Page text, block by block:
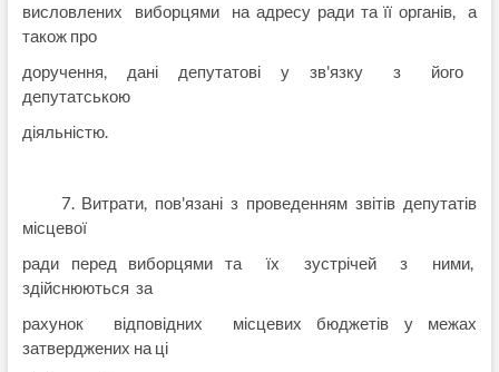
висловлених виборцями на адресу ради та її органів, а
також про
доручення, дані депутатові у зв'язку з його
депутатською
діяльністю.
7. Витрати, пов'язані з проведенням звітів депутатів
місцевої
ради перед виборцями та їх зустрічей з ними,
здійснюються за
рахунок відповідних місцевих бюджетів у межах
затверджених на ці